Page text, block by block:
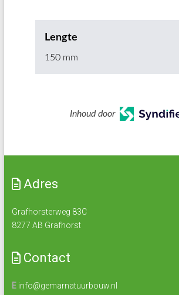
Lengte
150 mm
Inhoud door
Adres
Grafhorsterweg 83C
8277 AB Grafhorst
Contact
E info@gemarnatuurbouw.nl